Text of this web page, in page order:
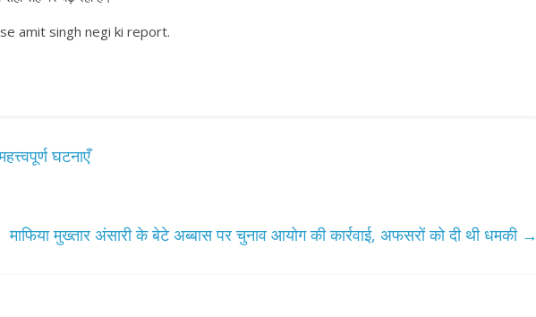
amit singh negi ki report.
घटनाएँ
माफिया मुख्तार अंसारी के बेटे अब्बास पर चुनाव आयोग की कार्रवाई, अफसरों को दी थी धमकी →